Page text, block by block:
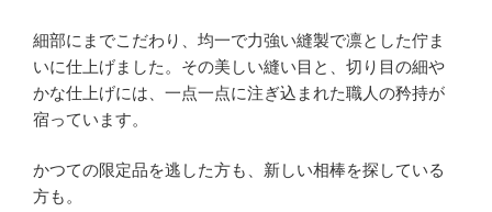
細部にまでこだわり、均一で力強い縫製で凛とした佇ま
いに仕上げました。その美しい縫い目と、切り目の細や
かな仕上げには、一点一点に注ぎ込まれた職人の矜持が
宿っています。
かつての限定品を逃した方も、新しい相棒を探している
方も。